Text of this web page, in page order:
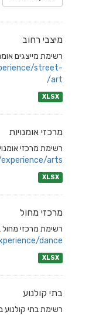
מיצבי רחוב
רשימת מייצגים
street-
art/
XLSX
מרכזי אומנויות
רשימת מרכזי
arts/
XLSX
מרכזי מחול
רשימת מרכזי מחול
dance/
XLSX
בתי קולנוע
רשימת בתי קולנוע